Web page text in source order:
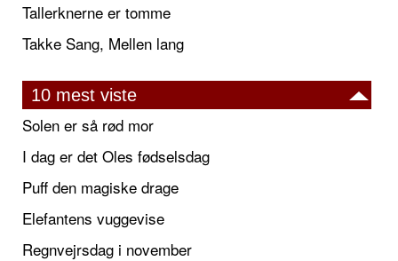
Tallerknerne er tomme
Takke Sang, Mellen lang
10 mest viste
Solen er så rød mor
I dag er det Oles fødselsdag
Puff den magiske drage
Elefantens vuggevise
Regnvejrsdag i november